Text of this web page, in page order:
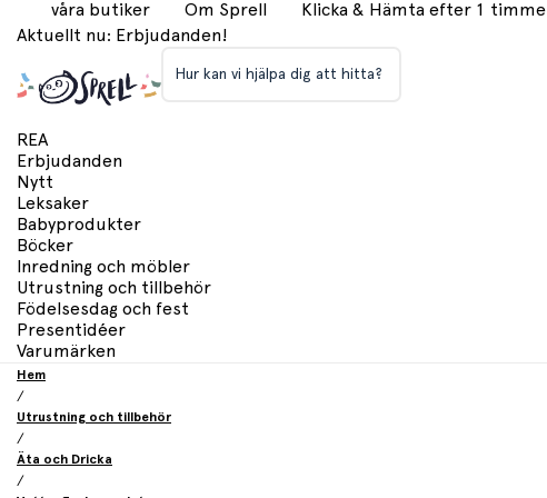
våra butiker Om Sprell Klicka & Hämta efter 1 timme
Aktuellt nu: Erbjudanden!
Hur kan vi hjälpa dig att hitta?
REA
Erbjudanden
Nytt
Leksaker
Babyprodukter
Böcker
Inredning och möbler
Utrustning och tillbehör
Födelsesdag och fest
Presentidéer
Varumärken
Hem
/
Utrustning och tillbehör
/
Äta och Dricka
/